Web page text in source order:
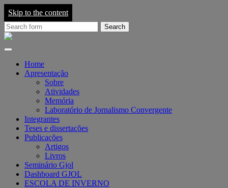
Skip to the content
Search
for:Grupo
em
Jornalismo
Home
Apresentação
Sobre
Atividades
Memória
Laboratório de Jornalismo Convergente
Integrantes
Teses e dissertações
Publicações
Artigos
Livros
Seminário Gjol
Dashboard GJOL
ESCOLA DE INVERNO